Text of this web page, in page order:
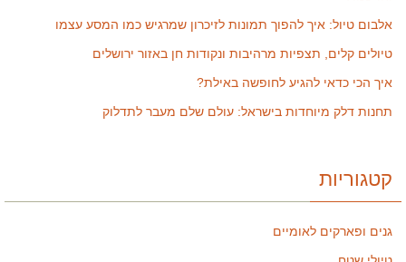
אלבום טיול: איך להפוך תמונות לזיכרון שמרגיש כמו המסע עצמו
טיולים קלים, תצפיות מרהיבות ונקודות חן באזור ירושלים
איך הכי כדאי להגיע לחופשה באילת?
תחנות דלק מיוחדות בישראל: עולם שלם מעבר לתדלוק
קטגוריות
גנים ופארקים לאומיים